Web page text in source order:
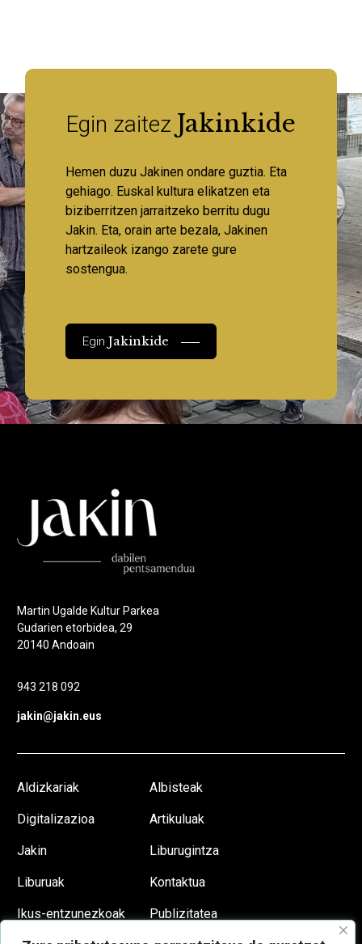
Egin zaitez Jakinkide
Hemen duzu Jakinen ondare guztia. Eta
gehiago. Euskal kultura elikatzen eta
biziberritzen jarraitzeko berritu dugu
Jakin. Eta, orain arte bezala, Jakinen
hartzaileok izango zarete gure
sostengua.
EginJakinkide
Martin Ugalde Kultur Parkea
Gudarien etorbidea, 29
20140 Andoain
943 218 092
jakin@jakin.eus
Aldizkariak
Digitalizazioa
Jakin
Liburuak
Ikus-entzunezkoak
Albisteak
Artikuluak
Liburugintza
Kontaktua
Publizitatea